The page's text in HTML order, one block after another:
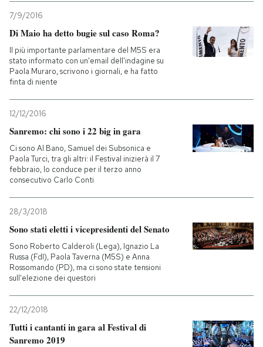
7/9/2016
Di Maio ha detto bugie sul caso Roma?
Il più importante parlamentare del M5S era
stato informato con un'email dell'indagine su
Paola Muraro, scrivono i giornali, e ha fatto
finta di niente
12/12/2016
Sanremo: chi sono i 22 big in gara
Ci sono Al Bano, Samuel dei Subsonica e
Paola Turci, tra gli altri: il Festival inizierà il 7
febbraio, lo conduce per il terzo anno
consecutivo Carlo Conti
28/3/2018
Sono stati eletti i vicepresidenti del Senato
Sono Roberto Calderoli (Lega), Ignazio La
Russa (FdI), Paola Taverna (M5S) e Anna
Rossomando (PD), ma ci sono state tensioni
sull'elezione dei questori
22/12/2018
Tutti i cantanti in gara al Festival di
Sanremo 2019